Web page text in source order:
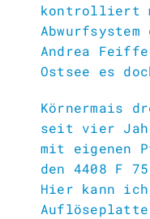
kontrolliert
Andrea
Ostsee es
Körnermais
seit vier
mit eigenen
den 4408 F
Hier kann
Auflöseplatte